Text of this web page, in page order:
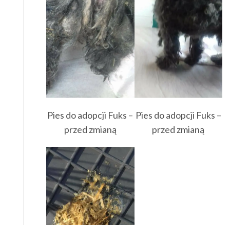
Pies do adopcji Fuks –
przed zmianą
Pies do adopcji Fuks –
przed zmianą